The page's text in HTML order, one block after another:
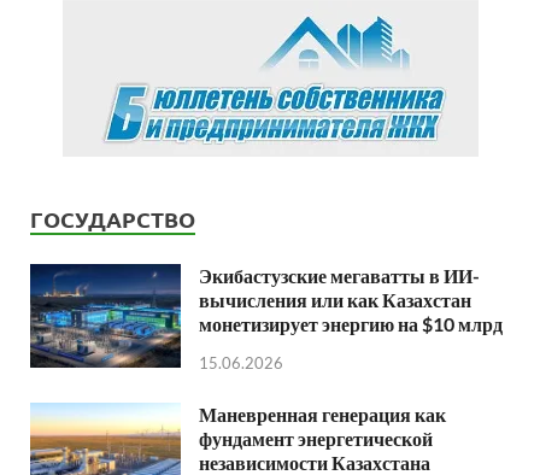
ГОСУДАРСТВО
Экибастузские мегаватты в ИИ-
вычисления или как Казахстан
монетизирует энергию на $10 млрд
15.06.2026
Маневренная генерация как
фундамент энергетической
независимости Казахстана